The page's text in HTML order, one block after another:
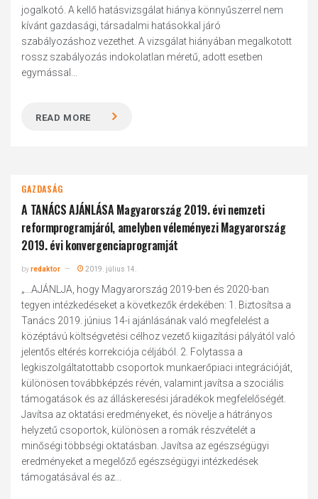
jogalkotó. A kellő hatásvizsgálat hiánya könnyűszerrel nem
kívánt gazdasági, társadalmi hatásokkal járó
szabályozáshoz vezethet. A vizsgálat hiányában megalkotott
rossz szabályozás indokolatlan méretű, adott esetben
egymással...
READ MORE
GAZDASÁG
A TANÁCS AJÁNLÁSA Magyarország 2019. évi nemzeti
reformprogramjáról, amelyben véleményezi Magyarország
2019. évi konvergenciaprogramját
byredaktor 2019. július 14.
„...AJÁNLJA, hogy Magyarország 2019-ben és 2020-ban
tegyen intézkedéseket a következők érdekében: 1. Biztosítsa a
Tanács 2019. június 14-i ajánlásának való megfelelést a
középtávú költségvetési célhoz vezető kiigazítási pályától való
jelentős eltérés korrekciója céljából. 2. Folytassa a
legkiszolgáltatottabb csoportok munkaerőpiaci integrációját,
különösen továbbképzés révén, valamint javítsa a szociális
támogatások és az álláskeresési járadékok megfelelőségét.
Javítsa az oktatási eredményeket, és növelje a hátrányos
helyzetű csoportok, különösen a romák részvételét a
minőségi többségi oktatásban. Javítsa az egészségügyi
eredményeket a megelőző egészségügyi intézkedések
támogatásával és az...